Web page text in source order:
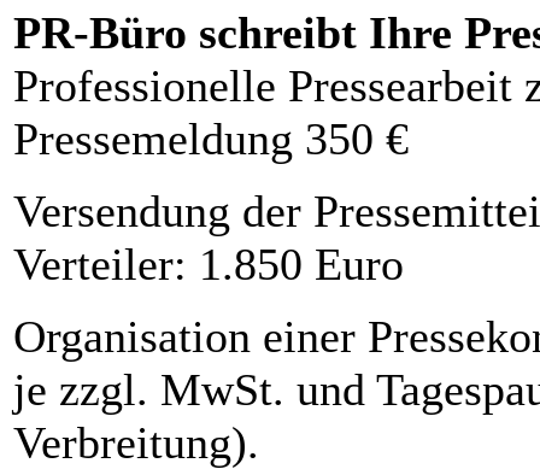
PR-Büro schreibt Ihre
Professionelle Pressearbeit
Pressemeldung 350 €
Versendung der
Verteiler: 1.850 Euro
Organisation einer
je zzgl. MwSt. und
Verbreitung).